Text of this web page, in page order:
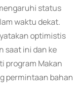
status
waktu dekat.
optimistis
saat ini dan ke
program Makan
permintaan bahan